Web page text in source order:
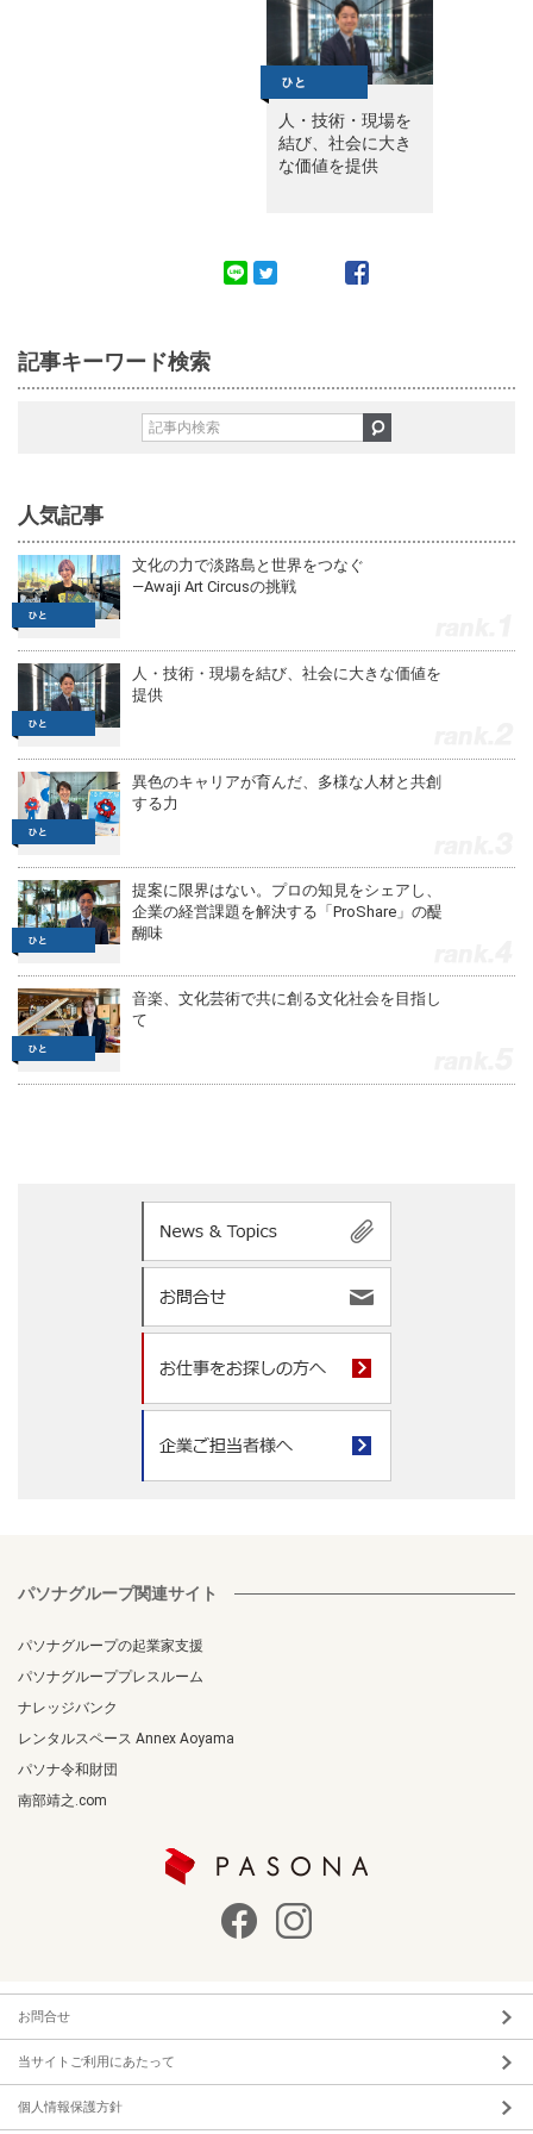
人・技術・現場を
結び、社会に大き
な価値を提供
記事キーワード検索
人気記事
文化の力で淡路島と世界をつなぐ
—Awaji Art Circusの挑戦
人・技術・現場を結び、社会に大きな価値を
提供
異色のキャリアが育んだ、多様な人材と共創
する力
提案に限界はない。プロの知見をシェアし、
企業の経営課題を解決する「ProShare」の醍
醐味
音楽、文化芸術で共に創る文化社会を目指し
て
パソナグループ関連サイト
パソナグループの起業家支援
パソナグループプレスルーム
ナレッジバンク
レンタルスペース Annex Aoyama
パソナ令和財団
南部靖之.com
お問合せ
当サイトご利用にあたって
個人情報保護方針